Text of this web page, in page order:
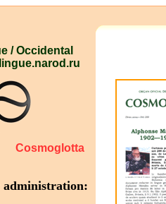
/ Occidental
Cosmoglotta
administration: